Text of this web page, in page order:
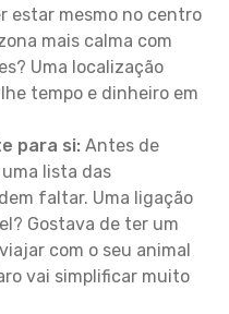
estar mesmo no centro
mais calma com
Uma localização
tempo e dinheiro em
para si: Antes de
lista das
faltar. Uma ligação
Gostava de ter um
com o seu animal
vai simplificar muito